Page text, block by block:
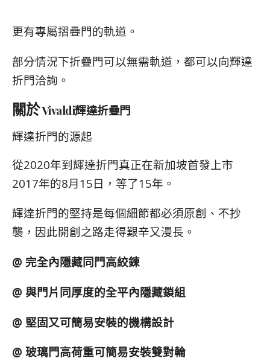
更有專屬摺疊門的軌道。
部分情況下折疊門可以無需軌道，都可以向輝達
折門洽詢。
關於Vivaldi輝達折疊門
輝達折門的源起
從2020年到輝達折門真正在新加坡首發上市
2017年的8月15日，等了15年。
輝達折門的堅持是每個細節都必須原創、不抄
襲，因此開創之路走得艱辛又漫長。
@ 完全內隱藏同門高絞鍊
@ 與門片同厚度的全平內隱藏鎖組
@ 堅固又可簡易安裝的機構設計
@ 玻璃門高荷重可簡易安裝雙對輪